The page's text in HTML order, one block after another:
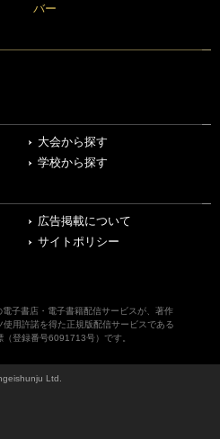
バー
大会から探す
学校から探す
広告掲載について
サイトポリシー
子書店・電子書籍配信サービスが、著作
使用許諾を得た正規版配信サービスである
（登録番号6091713号）です。
Ltd.